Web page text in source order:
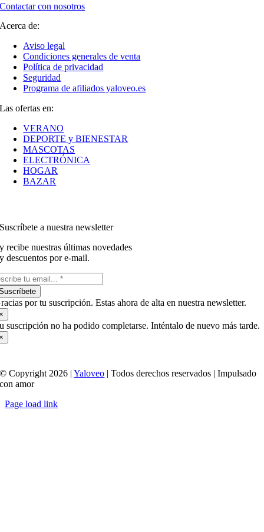
Contactar con nosotros
Acerca de:
Aviso legal
Condiciones generales de venta
Política de privacidad
Seguridad
Programa de afiliados yaloveo.es
Las ofertas en:
VERANO
DEPORTE y BIENESTAR
MASCOTAS
ELECTRÓNICA
HOGAR
BAZAR
Suscríbete a nuestra newsletter
y recibe nuestras últimas novedades
y descuentos por e-mail.
por tu suscripción. Estas ahora de alta en nuestra newsletter.
suscripción no ha podido completarse. Inténtalo de nuevo más tarde.
© Copyright 2026 |Yaloveo | Todos derechos reservados | Impulsado
con amor
Page load link